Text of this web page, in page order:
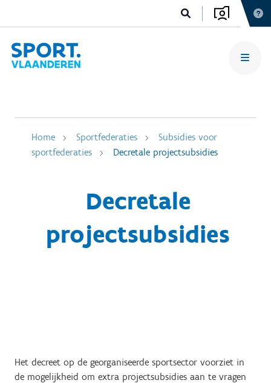
Home Sportfederaties
Subsidies voor
sportfederaties
Decretale projectsubsidies
Decretale
projectsubsidies
Het decreet op de georganiseerde sportsector voorziet in
de mogelijkheid om extra projectsubsidies aan te vragen